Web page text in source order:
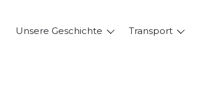
Unsere Geschichte Transport